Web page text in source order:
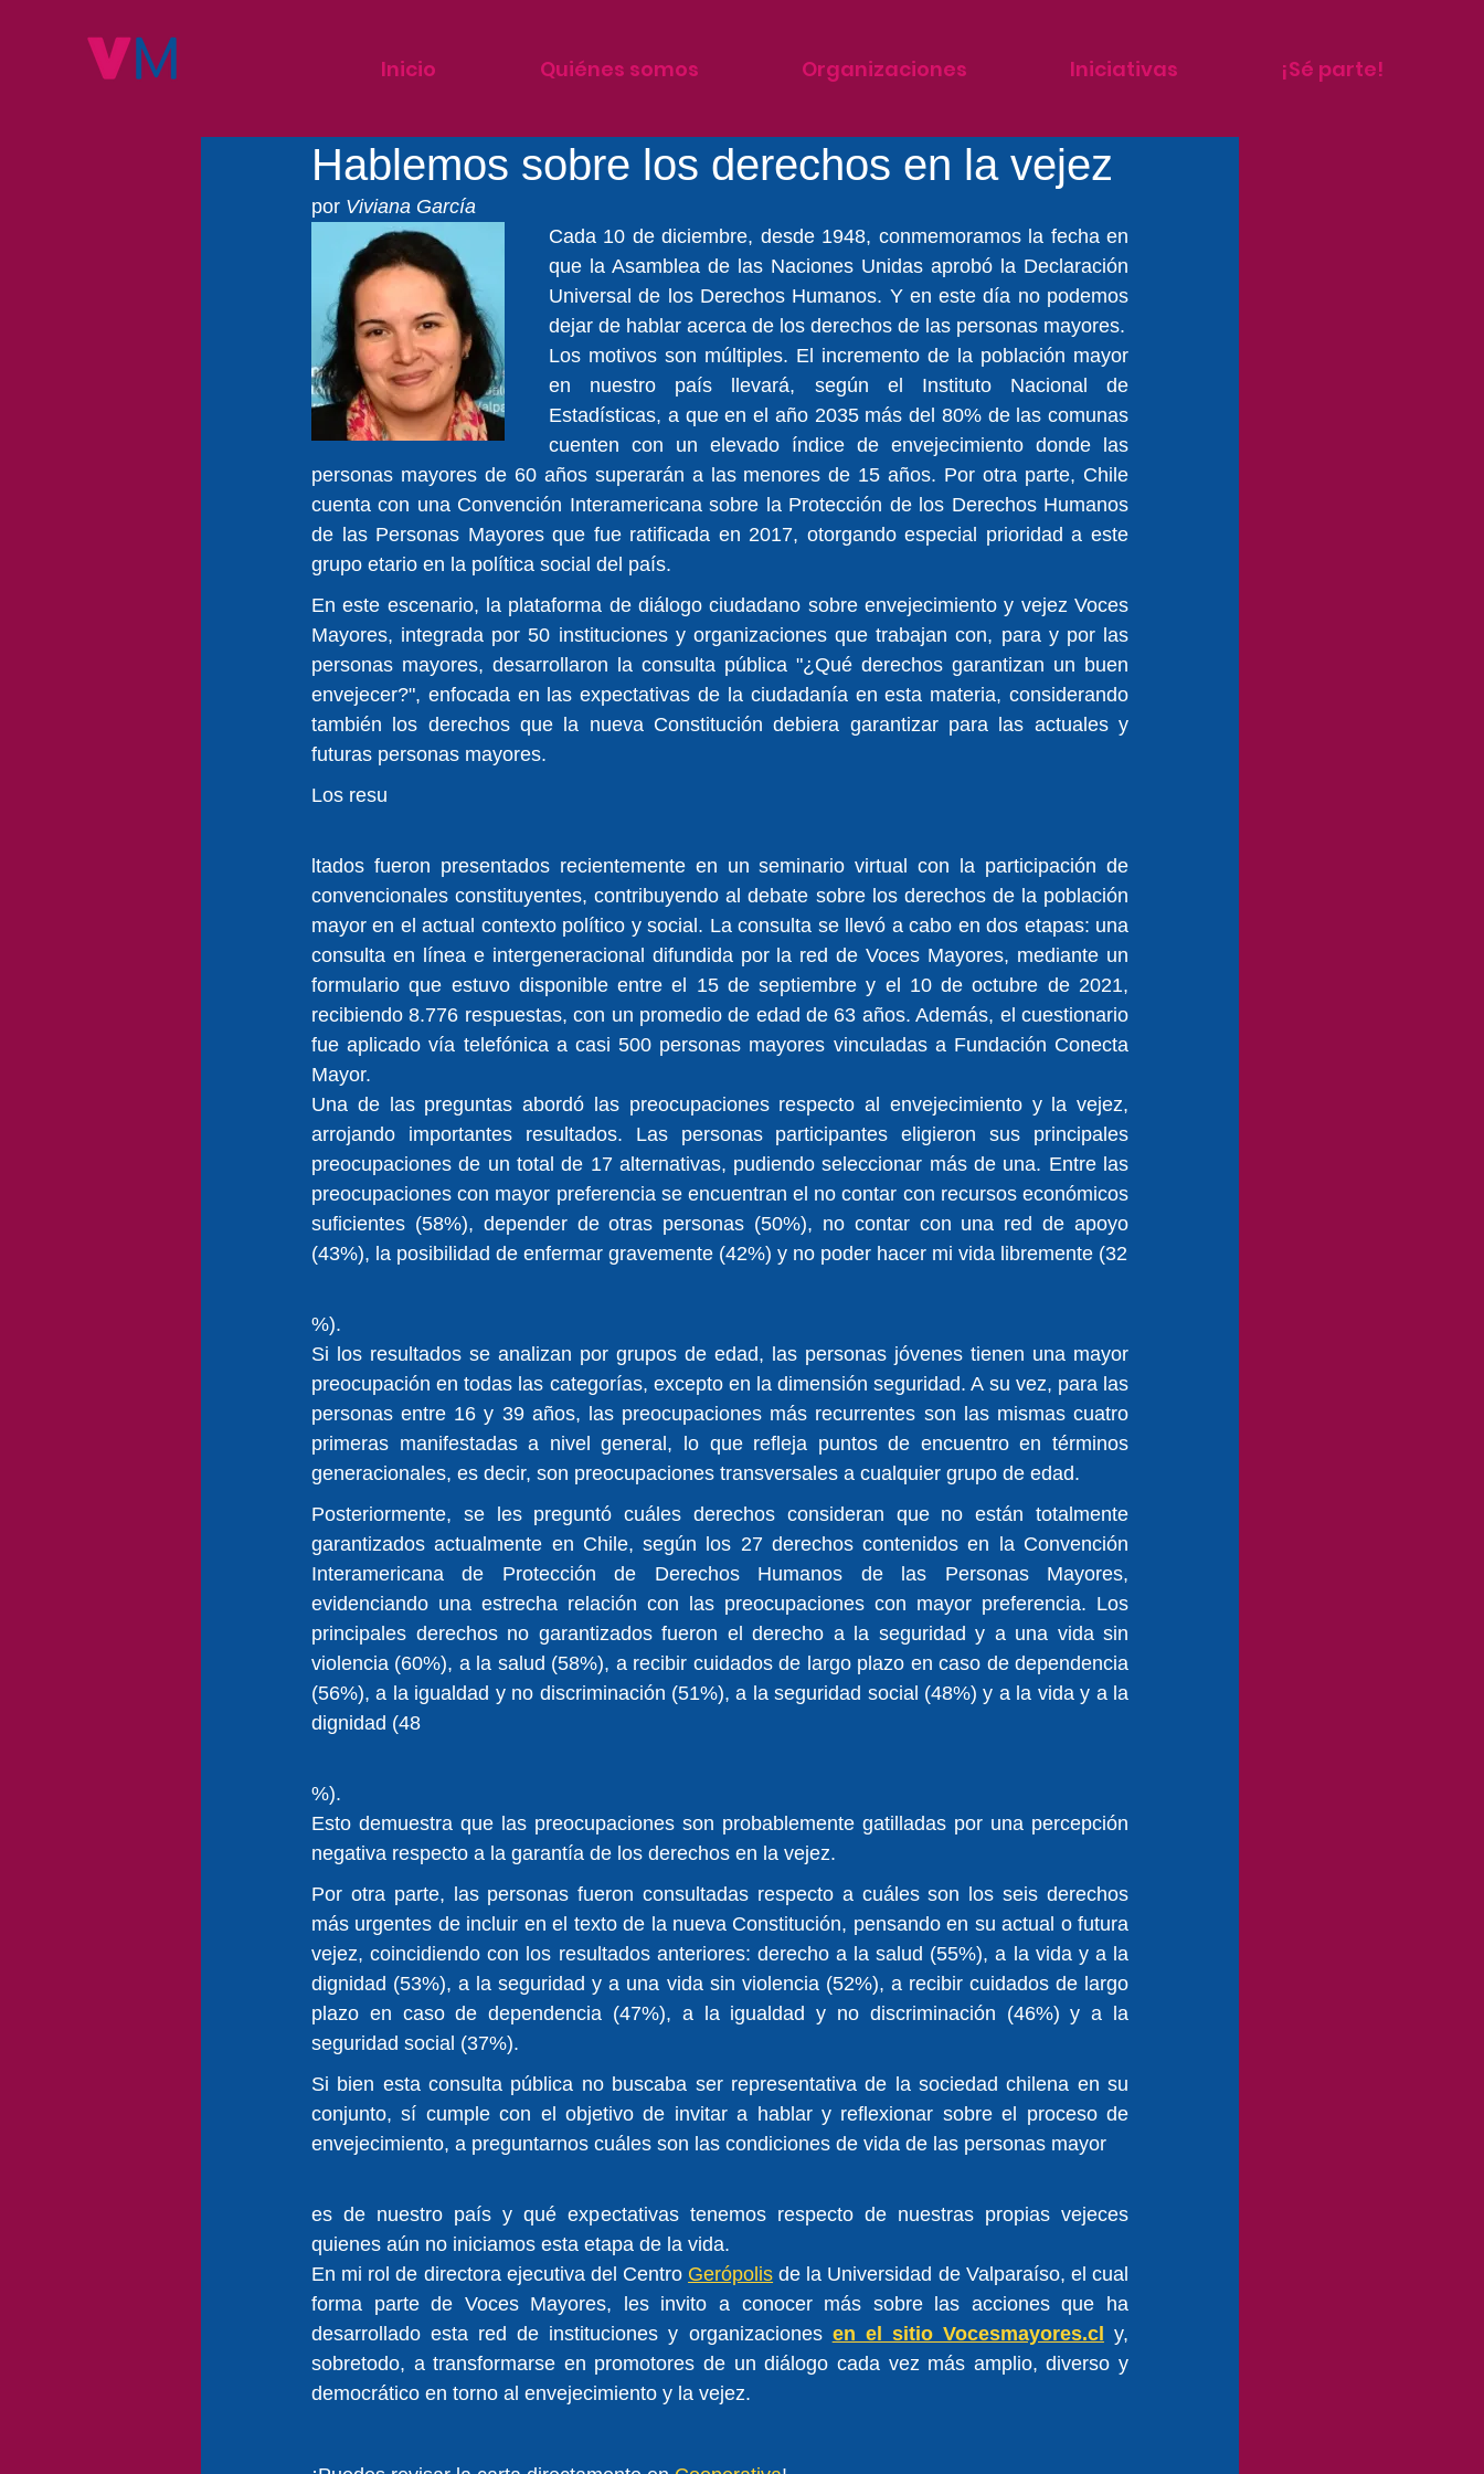
Inicio Quiénes somos Organizaciones Iniciativas ¡Sé parte!
Hablemos sobre los derechos en la vejez
por Viviana García
Cada 10 de diciembre, desde 1948, conmemoramos la fecha en
que la Asamblea de las Naciones Unidas aprobó la Declaración
Universal de los Derechos Humanos. Y en este día no podemos
dejar de hablar acerca de los derechos de las personas mayores.
Los motivos son múltiples. El incremento de la población mayor
en nuestro país llevará, según el Instituto Nacional de
Estadísticas, a que en el año 2035 más del 80% de las comunas
cuenten con un elevado índice de envejecimiento donde las
personas mayores de 60 años superarán a las menores de 15 años. Por otra parte, Chile
cuenta con una Convención Interamericana sobre la Protección de los Derechos Humanos
de las Personas Mayores que fue ratificada en 2017, otorgando especial prioridad a este
grupo etario en la política social del país.
En este escenario, la plataforma de diálogo ciudadano sobre envejecimiento y vejez Voces
Mayores, integrada por 50 instituciones y organizaciones que trabajan con, para y por las
personas mayores, desarrollaron la consulta pública "¿Qué derechos garantizan un buen
envejecer?", enfocada en las expectativas de la ciudadanía en esta materia, considerando
también los derechos que la nueva Constitución debiera garantizar para las actuales y
futuras personas mayores.
Los resu
ltados fueron presentados recientemente en un seminario virtual con la participación de
convencionales constituyentes, contribuyendo al debate sobre los derechos de la población
mayor en el actual contexto político y social. La consulta se llevó a cabo en dos etapas: una
consulta en línea e intergeneracional difundida por la red de Voces Mayores, mediante un
formulario que estuvo disponible entre el 15 de septiembre y el 10 de octubre de 2021,
recibiendo 8.776 respuestas, con un promedio de edad de 63 años. Además, el cuestionario
fue aplicado vía telefónica a casi 500 personas mayores vinculadas a Fundación Conecta
Mayor.
Una de las preguntas abordó las preocupaciones respecto al envejecimiento y la vejez,
arrojando importantes resultados. Las personas participantes eligieron sus principales
preocupaciones de un total de 17 alternativas, pudiendo seleccionar más de una. Entre las
preocupaciones con mayor preferencia se encuentran el no contar con recursos económicos
suficientes (58%), depender de otras personas (50%), no contar con una red de apoyo
(43%), la posibilidad de enfermar gravemente (42%) y no poder hacer mi vida libremente (32
%).
Si los resultados se analizan por grupos de edad, las personas jóvenes tienen una mayor
preocupación en todas las categorías, excepto en la dimensión seguridad. A su vez, para las
personas entre 16 y 39 años, las preocupaciones más recurrentes son las mismas cuatro
primeras manifestadas a nivel general, lo que refleja puntos de encuentro en términos
generacionales, es decir, son preocupaciones transversales a cualquier grupo de edad.
Posteriormente, se les preguntó cuáles derechos consideran que no están totalmente
garantizados actualmente en Chile, según los 27 derechos contenidos en la Convención
Interamericana de Protección de Derechos Humanos de las Personas Mayores,
evidenciando una estrecha relación con las preocupaciones con mayor preferencia. Los
principales derechos no garantizados fueron el derecho a la seguridad y a una vida sin
violencia (60%), a la salud (58%), a recibir cuidados de largo plazo en caso de dependencia
(56%), a la igualdad y no discriminación (51%), a la seguridad social (48%) y a la vida y a la
dignidad (48
%).
Esto demuestra que las preocupaciones son probablemente gatilladas por una percepción
negativa respecto a la garantía de los derechos en la vejez.
Por otra parte, las personas fueron consultadas respecto a cuáles son los seis derechos
más urgentes de incluir en el texto de la nueva Constitución, pensando en su actual o futura
vejez, coincidiendo con los resultados anteriores: derecho a la salud (55%), a la vida y a la
dignidad (53%), a la seguridad y a una vida sin violencia (52%), a recibir cuidados de largo
plazo en caso de dependencia (47%), a la igualdad y no discriminación (46%) y a la
seguridad social (37%).
Si bien esta consulta pública no buscaba ser representativa de la sociedad chilena en su
conjunto, sí cumple con el objetivo de invitar a hablar y reflexionar sobre el proceso de
envejecimiento, a preguntarnos cuáles son las condiciones de vida de las personas mayor
es de nuestro país y qué expectativas tenemos respecto de nuestras propias vejeces
quienes aún no iniciamos esta etapa de la vida.
En mi rol de directora ejecutiva del Centro Gerópolis de la Universidad de Valparaíso, el cual
forma parte de Voces Mayores, les invito a conocer más sobre las acciones que ha
desarrollado esta red de instituciones y organizaciones en el sitio Vocesmayores.cl
y,
sobretodo, a transformarse en promotores de un diálogo cada vez más amplio, diverso y
democrático en torno al envejecimiento y la vejez.